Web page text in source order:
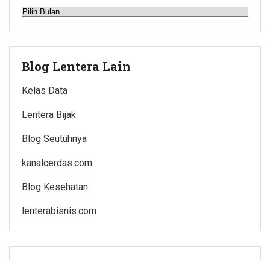
Arsip
Blog Lentera Lain
Kelas Data
Lentera Bijak
Blog Seutuhnya
kanalcerdas.com
Blog Kesehatan
lenterabisnis.com